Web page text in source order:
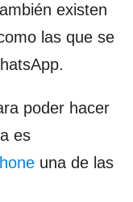
existen
las que se
poder hacer
es
una de las